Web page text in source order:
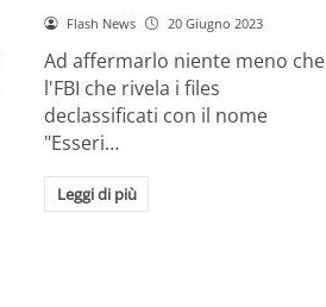
Flash News 20 Giugno 2023
Ad affermarlo niente meno che
l'FBI che rivela i files
declassificati con il nome
"Esseri…
Leggi di più